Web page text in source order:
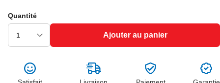
Quantité
Ajouter au panier